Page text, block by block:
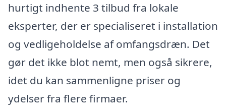
hurtigt indhente 3 tilbud fra lokale
eksperter, der er specialiseret i installation
og vedligeholdelse af omfangsdræn. Det
gør det ikke blot nemt, men også sikrere,
idet du kan sammenligne priser og
ydelser fra flere firmaer.